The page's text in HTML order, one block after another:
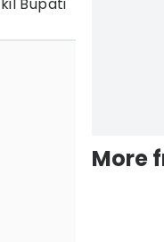
More